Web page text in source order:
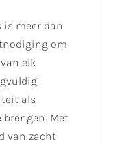
is meer dan
om
elk
als
Met
van zacht